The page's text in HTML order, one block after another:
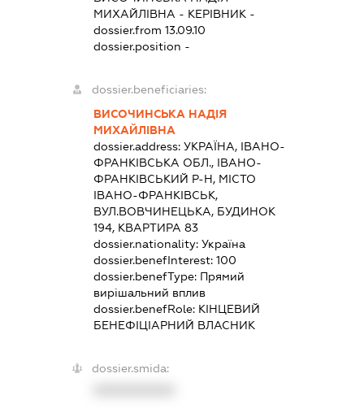
МИХАЙЛІВНА - КЕРІВНИК -
dossier.from 13.09.10
dossier.position -
dossier.beneficiaries:
ВИСОЧИНСЬКА НАДІЯ
МИХАЙЛІВНА
dossier.address: УКРАЇНА, ІВАНО-
ФРАНКІВСЬКА ОБЛ., ІВАНО-
ФРАНКІВСЬКИЙ Р-Н, МІСТО
ІВАНО-ФРАНКІВСЬК,
ВУЛ.ВОВЧИНЕЦЬКА, БУДИНОК
194, КВАРТИРА 83
dossier.nationality: Україна
dossier.benefInterest: 100
dossier.benefType: Прямий
вирішальний вплив
dossier.benefRole: КІНЦЕВИЙ
БЕНЕФІЦІАРНИЙ ВЛАСНИК
dossier.smida: